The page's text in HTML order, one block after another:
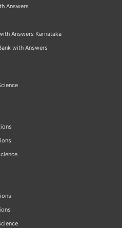
Answers
Answers Karnataka
with Answers